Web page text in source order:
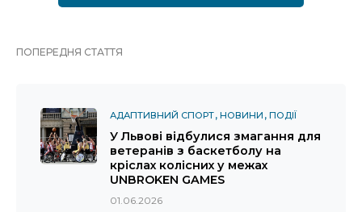
ПОПЕРЕДНЯ СТАТТЯ
АДАПТИВНИЙ СПОРТ НОВИНИ ПОДІЇ
У Львові відбулися змагання для
ветеранів з баскетболу на
кріслах колісних у межах
UNBROKEN GAMES
01.06.2026